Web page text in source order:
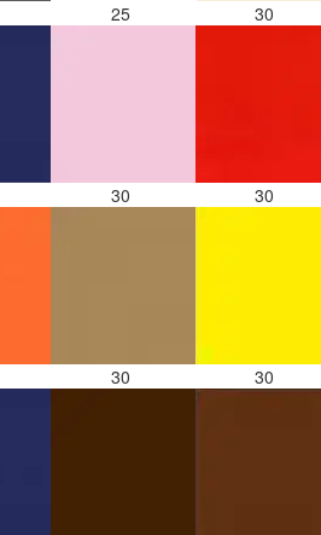
25 30
30 30
30 30